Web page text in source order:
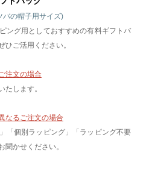
バの帽子用サイズ)
ング用としておすすめの有料ギフトバ
ひご活用ください。
注文の場合
たします。
なるご注文の場合
「個別ラッピング」「ラッピング不要
聞かせください。